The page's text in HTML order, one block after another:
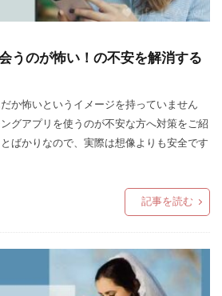
うのが怖い！の不安を解消する
か怖いというイメージを持っていません
グアプリを使うのが不安な方へ対策をご紹
ばかりなので、実際は想像よりも安全です
記事を読む